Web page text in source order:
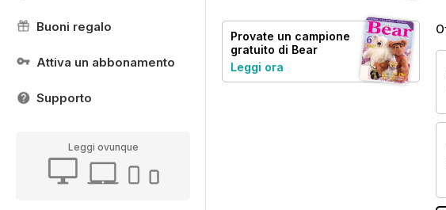
Buoni regalo
Attiva un abbonamento
Supporto
Leggi ovunque
Provate un campione
gratuito di Bear
Creations
Leggi ora